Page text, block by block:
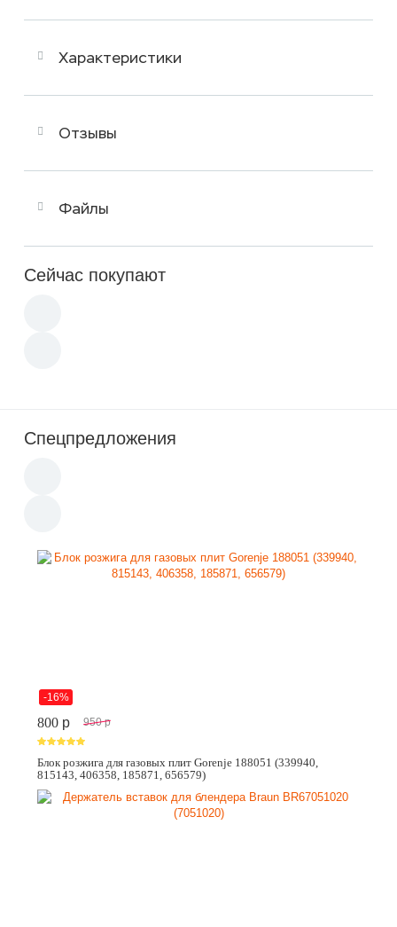
Характеристики
Отзывы
Файлы
Сейчас покупают
Спецпредложения
-16%
800 p 950 p
Блок розжига для газовых плит Gorenje 188051 (339940,
815143, 406358, 185871, 656579)